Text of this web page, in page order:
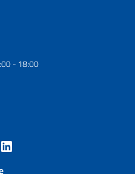
- 18:00